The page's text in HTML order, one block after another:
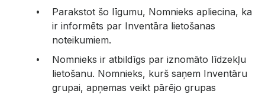
Parakstot šo līgumu, Nomnieks apliecina, ka
ir informēts par Inventāra lietošanas
noteikumiem.
Nomnieks ir atbildīgs par iznomāto līdzekļu
lietošanu. Nomnieks, kurš saņem Inventāru
grupai, apņemas veikt pārējo grupas